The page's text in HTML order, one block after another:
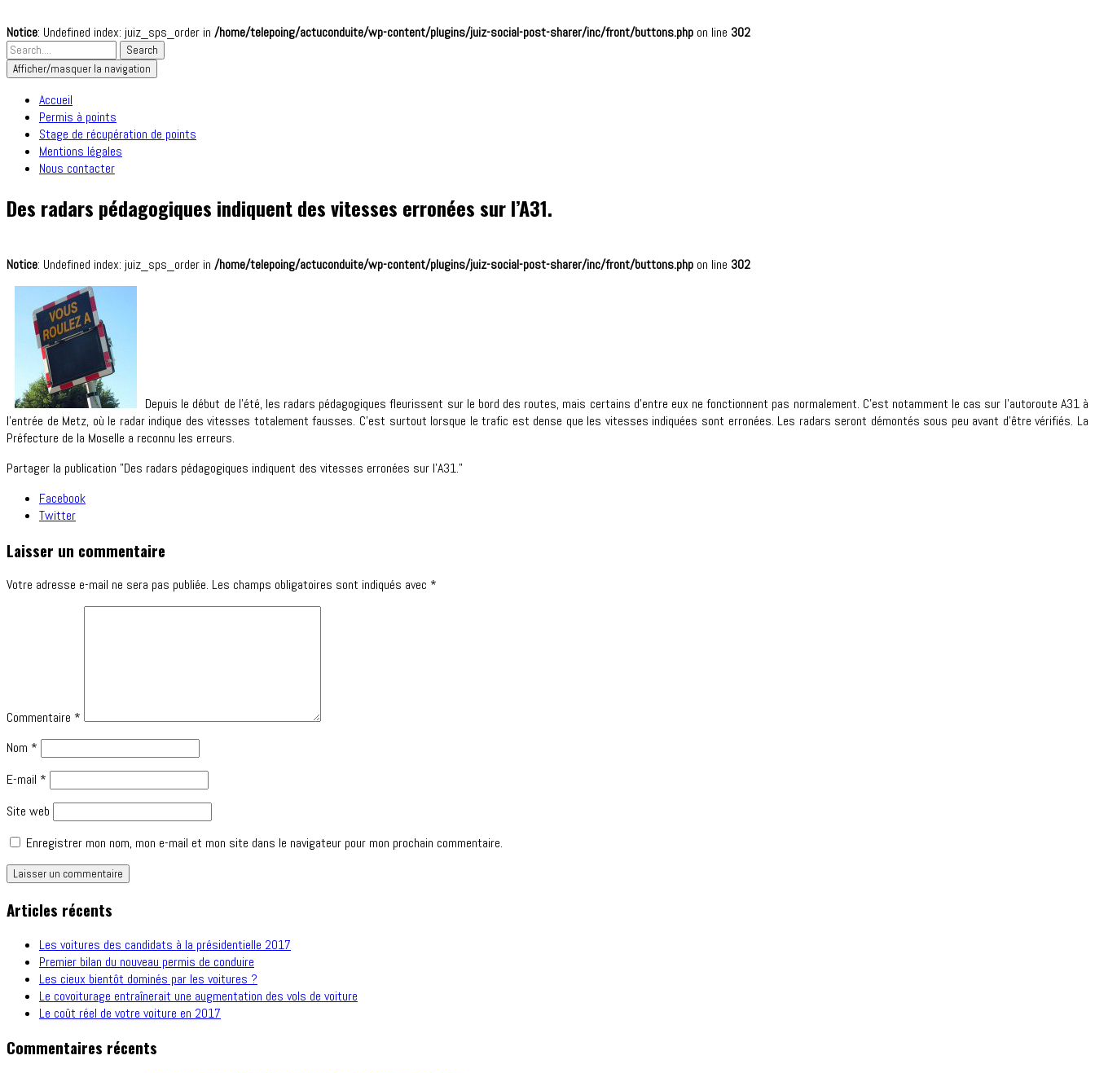
Notice: Undefined index: juiz_sps_order in /home/telepoing/actuconduite/wp-content/plugins/juiz-social-post-sharer/inc/front/buttons.php on line 302
Afficher/masquer la navigation
Accueil
Permis à points
Stage de récupération de points
Mentions légales
Nous contacter
Des radars pédagogiques indiquent des vitesses erronées sur l’A31.
Notice: Undefined index: juiz_sps_order in /home/telepoing/actuconduite/wp-content/plugins/juiz-social-post-sharer/inc/front/buttons.php on line 302
Depuis le début de l’été, les radars pédagogiques fleurissent sur le bord des routes, mais certains d’entre eux ne fonctionnent pas normalement. C’est notamment le cas sur l’autoroute A31 à
l’entrée de Metz, où le radar indique des vitesses totalement fausses. C’est surtout lorsque le trafic est dense que les vitesses indiquées sont erronées. Les radars seront démontés sous peu avant d’être vérifiés. La
Préfecture de la Moselle a reconnu les erreurs.
Partager la publication "Des radars pédagogiques indiquent des vitesses erronées sur l’A31."
Facebook
Twitter
Laisser un commentaire
Votre adresse e-mail ne sera pas publiée. Les champs obligatoires sont indiqués avec *
Commentaire *
Nom *
E-mail *
Site web
Enregistrer mon nom, mon e-mail et mon site dans le navigateur pour mon prochain commentaire.
Articles récents
Les voitures des candidats à la présidentielle 2017
Premier bilan du nouveau permis de conduire
Les cieux bientôt dominés par les voitures ?
Le covoiturage entraînerait une augmentation des vols de voiture
Le coût réel de votre voiture en 2017
Commentaires récents